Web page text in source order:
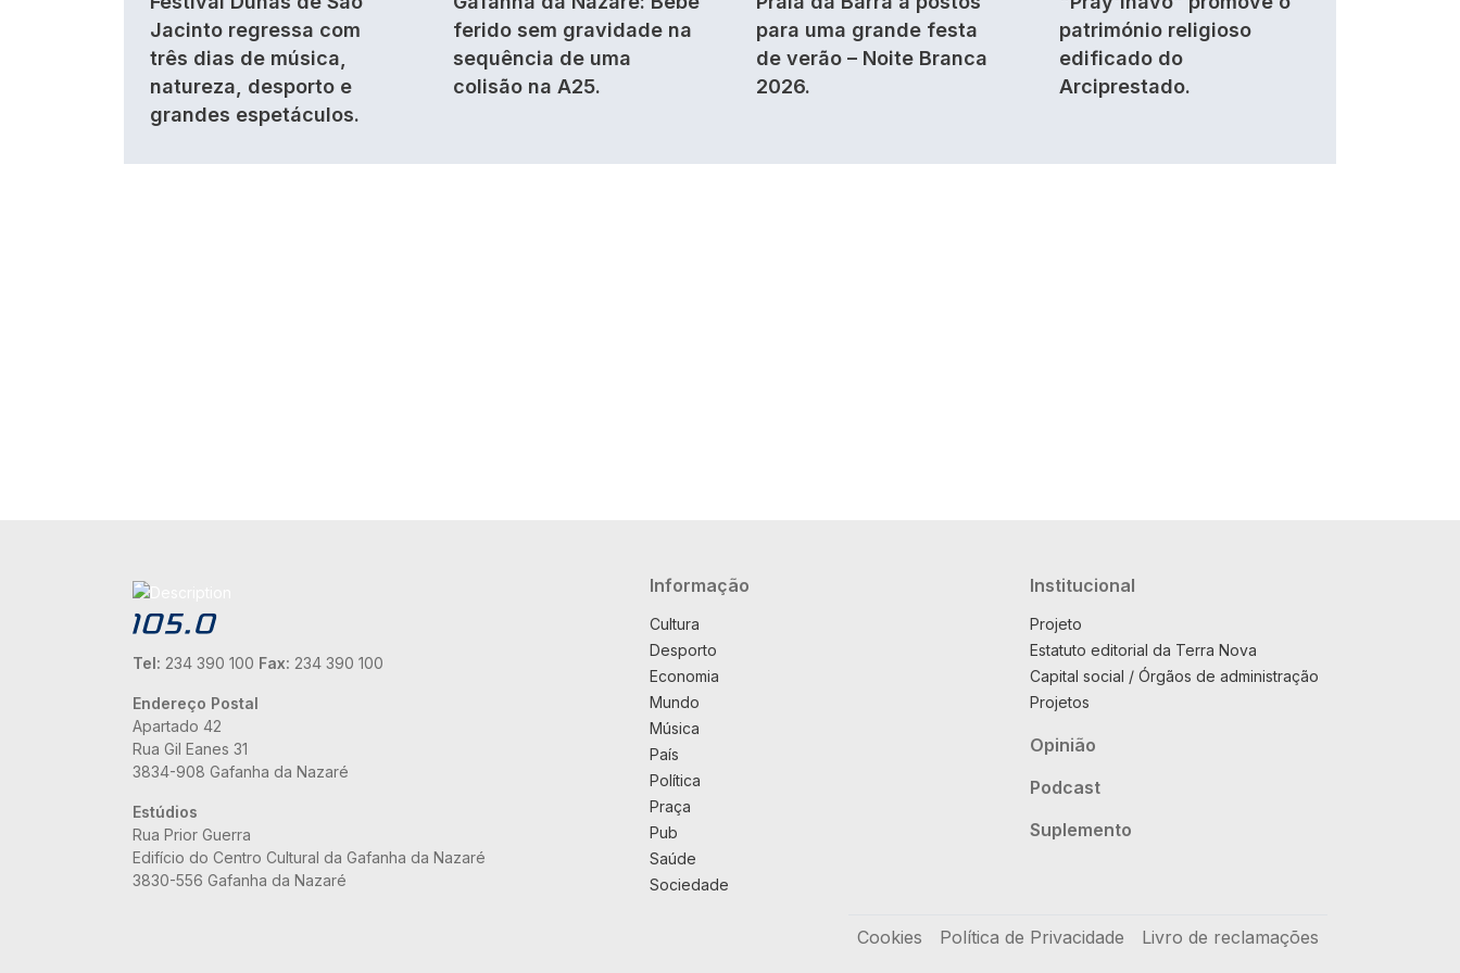
Jacinto regressa com
três dias de música,
natureza, desporto e
grandes espetáculos.
ferido sem gravidade na
sequência de uma
colisão na A25.
para uma grande festa
de verão – Noite Branca
2026.
património religioso
edificado do
Arciprestado.
Tel: 234 390 100 Fax: 234 390 100
Endereço Postal
Apartado 42
Rua Gil Eanes 31
3834-908 Gafanha da Nazaré
Estúdios
Rua Prior Guerra
Edifício do Centro Cultural da Gafanha da Nazaré
3830-556 Gafanha da Nazaré
Navegação principal
Informação
Cultura
Desporto
Economia
Mundo
Música
País
Política
Praça
Pub
Saúde
Sociedade
Institucional
Projeto
Estatuto editorial da Terra Nova
Capital social / Órgãos de administração
Projetos
Opinião
Podcast
Suplemento
Cookies Política de Privacidade Livro de reclamações